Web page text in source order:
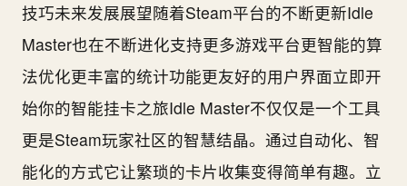
技巧未来发展展望随着Steam平台的不断更新Idle
Master也在不断进化支持更多游戏平台更智能的算
法优化更丰富的统计功能更友好的用户界面立即开
始你的智能挂卡之旅Idle Master不仅仅是一个工具
更是Steam玩家社区的智慧结晶。通过自动化、智
能化的方式它让繁琐的卡片收集变得简单有趣。立